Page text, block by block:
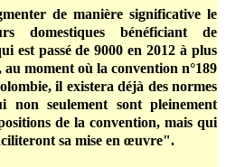
de manière significative le
domestiques bénéficiant de
est passé de 9000 en 2012 à plus
au moment où la convention n°189
il existera déjà des normes
seulement sont pleinement
de la convention, mais qui
sa mise en œuvre".